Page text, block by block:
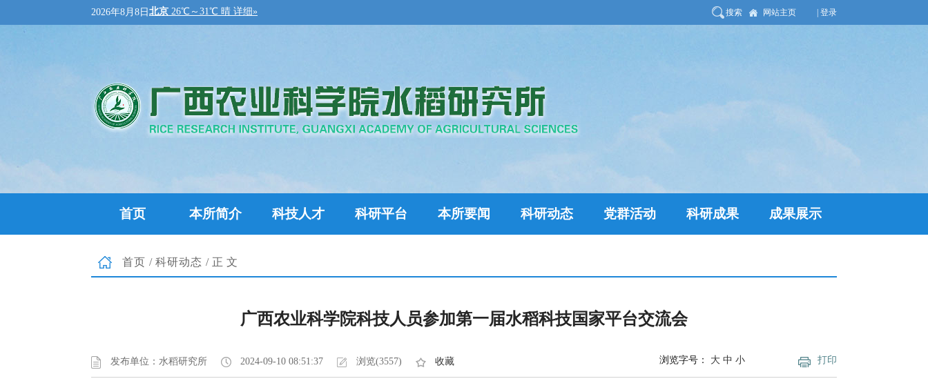
2026年8月8日 搜索 网站主页 | 登录
首页 本所简介 科技人才 科研平台 本所要闻 科研动态 党群活动 科研成果 成果展示
首页 / 科研动态 /正文
广西农业科学院科技人员参加第一届水稻科技国家平台交流会
发布单位：水稻研究所 2024-09-10 08:51:37 浏览(3557) 收藏 打印
浏览字号： 大 中 小